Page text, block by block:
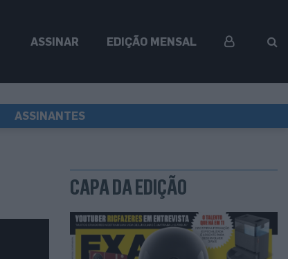
ASSINAR EDIÇÃO MENSAL
ASSINANTES
CAPA DA EDIÇÃO